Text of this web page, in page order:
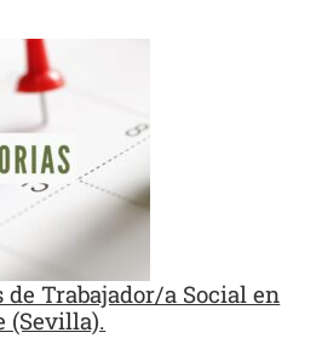
de Trabajador/a Social en
(Sevilla).